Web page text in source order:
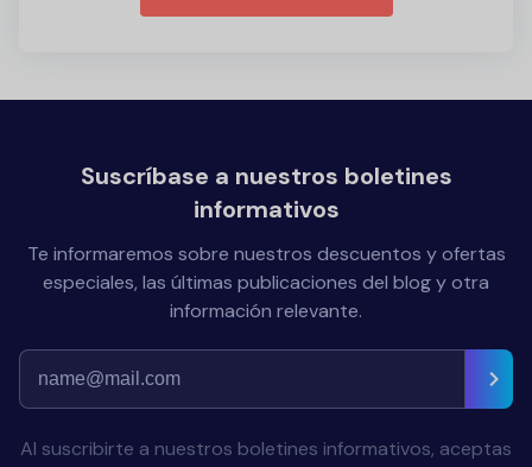
Suscríbase a nuestros boletines
informativos
Te informaremos sobre nuestros descuentos y ofertas
especiales, las últimas publicaciones del blog y otra
información relevante.
Al suscribirte a nuestros boletines informativos, aceptas